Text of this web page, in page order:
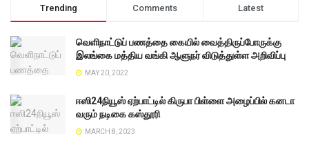
Trending Comments Latest
வெளிநாட்டுப் பணத்தை கையில் வைத்திருப்போருக்கு
இலங்கை மத்திய வங்கி ஆளுநர் விடுத்துள்ள அறிவிப்பு
MAY 20, 2022
ஈஸி24நியூஸ் ஏற்பாட்டில் கிருபா பிள்ளை அழைப்பில் கனடா
வரும் நடிகை கஸ்தூரி
MARCH 8, 2023